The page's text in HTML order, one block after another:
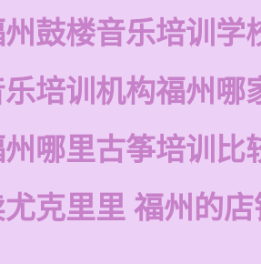
鼓楼音乐培训学
乐培训机构福州哪
哪里古筝培训比
尤克里里 福州的